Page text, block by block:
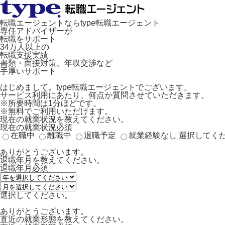
転職エージェントならtype転職エージェント
専任アドバイザーが
転職をサポート
34万人以上の
転職支援実績
書類・面接対策、年収交渉など
手厚いサポート
はじめまして。type転職エージェントでございます。
サービス利用にあたり、何点か質問させていただきます。
※所要時間は1分ほどです。
※無料でご利用いただけます。
現在の就業状況を教えてください。
現在の就業状況必須
在職中
離職中 退職予定 就業経験なし 選択してく
ありがとうございます。
退職年月を教えてください。
退職年月 必須
選択してください。
ありがとうございます。
直近の就業形態を教えてください。